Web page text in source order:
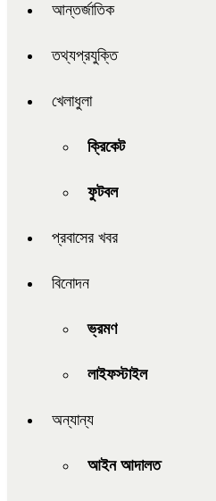
আন্তর্জাতিক
তথ্যপ্রযুক্তি
খেলাধুলা
ক্রিকেট
ফুটবল
প্রবাসের খবর
বিনোদন
ভ্রমণ
লাইফস্টাইল
অন্যান্য
আইন আদালত